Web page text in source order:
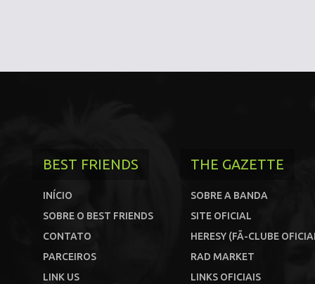
BEST FRIENDS
INÍCIO
SOBRE O BEST FRIENDS
CONTATO
PARCEIROS
LINK US
THE GAZETTE
SOBRE A BANDA
SITE OFICIAL
HERESY (FÃ-CLUBE
RAD MARKET
LINKS OFICIAIS